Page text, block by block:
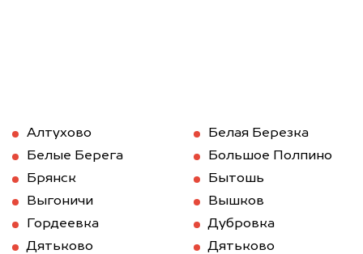
Алтухово
Белая Березка
Белые Берега
Большое Полпино
Брянск
Бытошь
Выгоничи
Вышков
Гордеевка
Дубровка
Дятьково
Дятьково